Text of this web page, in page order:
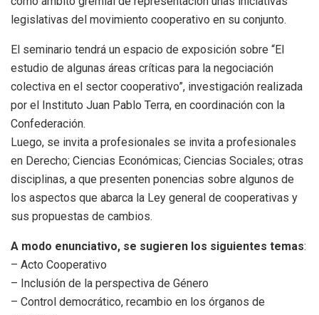
legislativas del movimiento cooperativo en su conjunto.
El seminario tendrá un espacio de exposición sobre “El
estudio de algunas áreas críticas para la negociación
colectiva en el sector cooperativo”, investigación realizada
por el Instituto Juan Pablo Terra, en coordinación con la
Confederación.
Luego, se invita a profesionales se invita a profesionales
en Derecho; Ciencias Económicas; Ciencias Sociales; otras
disciplinas, a que presenten ponencias sobre algunos de
los aspectos que abarca la Ley general de cooperativas y
sus propuestas de cambios.
A modo enunciativo, se sugieren los siguientes temas:
– Acto Cooperativo
– Inclusión de la perspectiva de Género
– Control democrático, recambio en los órganos de